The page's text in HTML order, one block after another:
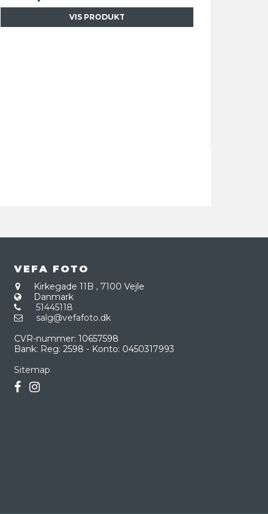
VIS PRODUKT
VEFA FOTO
Kirkegade 11B ,7100 Vejle
Danmark
51445118
salg@vefafoto.dk
CVR-nummer: 10657598
Bank: Reg: 2598 - Konto: 0450317993
Sitemap